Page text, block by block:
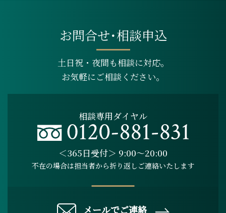
お問合せ･相談申込
土日祝・夜間も相談に対応。
お気軽にご相談ください。
相談専用ダイヤル
＜365日受付＞ 9:00～20:00
不在の場合は担当者から折り返しご連絡いたします
メールでご連絡